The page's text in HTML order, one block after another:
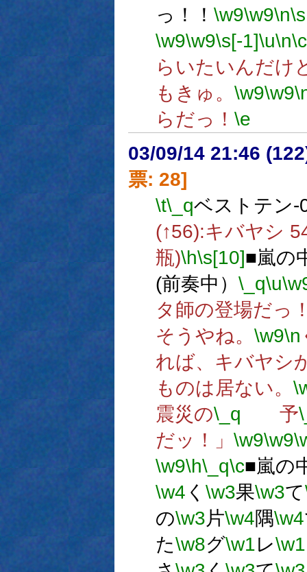
っ！！ \w9\w9\n
\w9\w9\s[-1]\u\n\c
らいたいんだけ
もきゅ。 \w9\w9
らだっ！ \e
03/09/14 21:46
票: 28]
\t\_qベストテン-
(↑56):キバヤシ
瓶)\h\s[10]■嵐の
(前奏中） \_q\u
タ師の登場だっ
そうやね。 \w9\n
れば、キバヤシ
ものは居ない。
震災の\_q 予
だッ！」 \w9\w9
\w9\h\_q\c■嵐の
\w4 く \w3果\w3て
の\w3片\w4隅\w4
た\w8グ\w1レ\w1